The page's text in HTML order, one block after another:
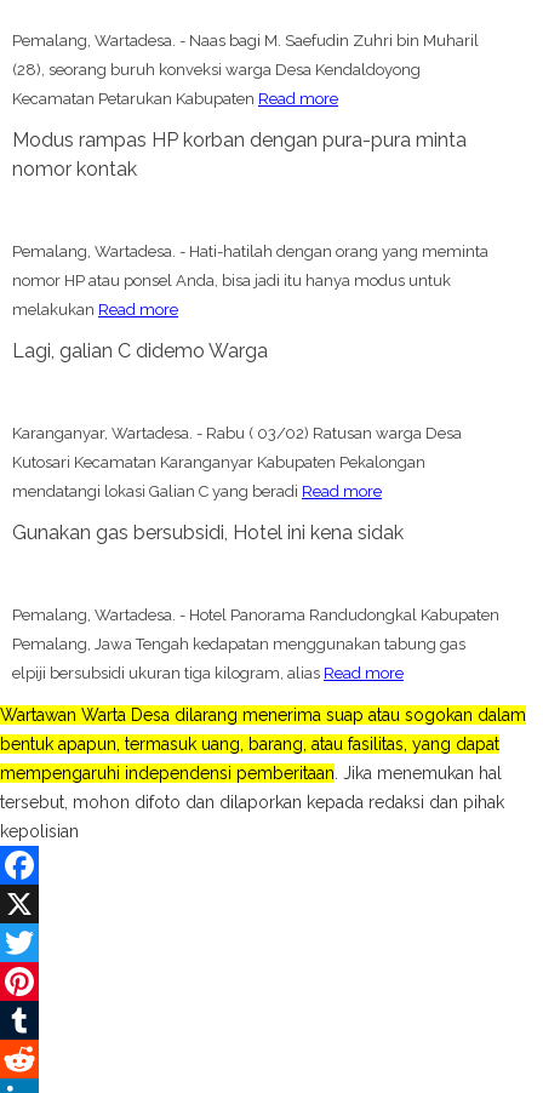
Pemalang, Wartadesa. - Naas bagi M. Saefudin Zuhri bin Muharil
(28), seorang buruh konveksi warga Desa Kendaldoyong
Kecamatan Petarukan Kabupaten Read more
Modus rampas HP korban dengan pura-pura minta
nomor kontak
Pemalang, Wartadesa. - Hati-hatilah dengan orang yang meminta
nomor HP atau ponsel Anda, bisa jadi itu hanya modus untuk
melakukan Read more
Lagi, galian C didemo Warga
Karanganyar, Wartadesa. - Rabu ( 03/02) Ratusan warga Desa
Kutosari Kecamatan Karanganyar Kabupaten Pekalongan
mendatangi lokasi Galian C yang beradi Read more
Gunakan gas bersubsidi, Hotel ini kena sidak
Pemalang, Wartadesa. - Hotel Panorama Randudongkal Kabupaten
Pemalang, Jawa Tengah kedapatan menggunakan tabung gas
elpiji bersubsidi ukuran tiga kilogram, alias Read more
Wartawan Warta Desa dilarang menerima suap atau sogokan dalam
bentuk apapun, termasuk uang, barang, atau fasilitas, yang dapat
mempengaruhi independensi pemberitaan . Jika menemukan hal
tersebut, mohon difoto dan dilaporkan kepada redaksi dan pihak
kepolisian
Facebook
X
Twitter
Pinterest
Tumblr